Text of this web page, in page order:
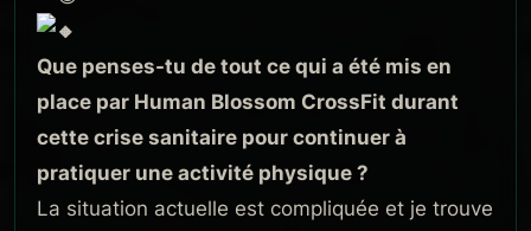
Que penses-tu de tout ce qui a été mis en
place par Human Blossom CrossFit durant
cette crise sanitaire pour continuer à
pratiquer une activité physique ?
La situation actuelle est compliquée et je trouve